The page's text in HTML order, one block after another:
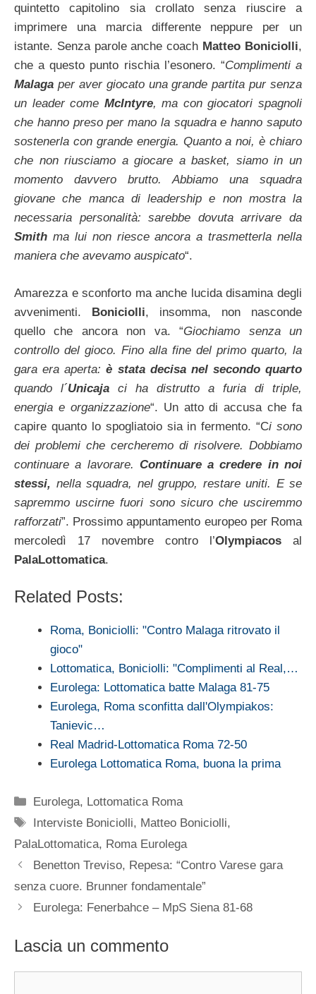
quintetto capitolino sia crollato senza riuscire a
imprimere una marcia differente neppure per un
istante. Senza parole anche coach Matteo Boniciolli,
che a questo punto rischia l’esonero. “Complimenti a
Malaga per aver giocato una grande partita pur senza
un leader come McIntyre, ma con giocatori spagnoli
che hanno preso per mano la squadra e hanno saputo
sostenerla con grande energia. Quanto a noi, è chiaro
che non riusciamo a giocare a basket, siamo in un
momento davvero brutto. Abbiamo una squadra
giovane che manca di leadership e non mostra la
necessaria personalità: sarebbe dovuta arrivare da
Smith ma lui non riesce ancora a trasmetterla nella
maniera che avevamo auspicato“.
Amarezza e sconforto ma anche lucida disamina degli
avvenimenti. Boniciolli, insomma, non nasconde
quello che ancora non va. “Giochiamo senza un
controllo del gioco. Fino alla fine del primo quarto, la
gara era aperta:è stata decisa nel secondo quarto
quando l´Unicaja ci ha distrutto a furia di triple,
energia e organizzazione“. Un atto di accusa che fa
capire quanto lo spogliatoio sia in fermento. “Ci sono
dei problemi che cercheremo di risolvere. Dobbiamo
continuare a lavorare. Continuare a credere in noi
stessi, nella squadra, nel gruppo, restare uniti. E se
sapremmo uscirne fuori sono sicuro che usciremmo
rafforzati”. Prossimo appuntamento europeo per Roma
mercoledì 17 novembre contro l’Olympiacos al
PalaLottomatica.
Related Posts:
Roma, Boniciolli: "Contro Malaga ritrovato il
gioco"
Lottomatica, Boniciolli: "Complimenti al Real,…
Eurolega: Lottomatica batte Malaga 81-75
Eurolega, Roma sconfitta dall'Olympiakos:
Tanievic…
Real Madrid-Lottomatica Roma 72-50
Eurolega Lottomatica Roma, buona la prima
Categorie
Eurolega, Lottomatica Roma
Tag
Interviste Boniciolli, Matteo Boniciolli,
PalaLottomatica, Roma Eurolega
Benetton Treviso, Repesa: “Contro Varese gara
senza cuore. Brunner fondamentale”
Eurolega: Fenerbahce – MpS Siena 81-68
Lascia un commento